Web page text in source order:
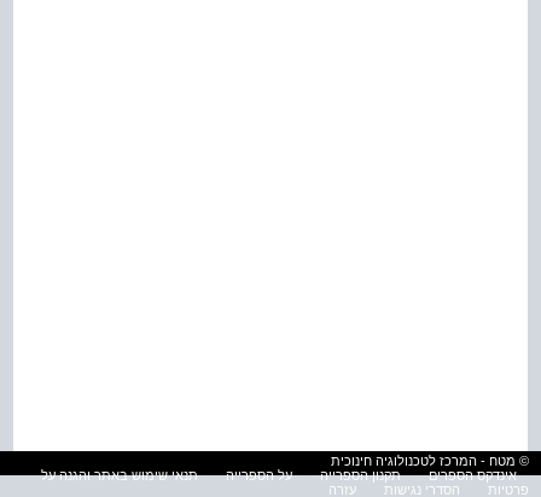
© מטח - המרכז לטכנולוגיה חינוכית
אינדקס הספרים
תקנון הספרייה על הספרייה
תנאי שימוש באתר והגנה על
פרטיות
הסדרי נגישות עזרה